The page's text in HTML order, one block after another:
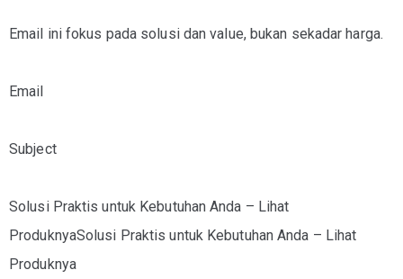
Email ini fokus pada solusi dan value, bukan sekadar harga.
Email
Subject
Solusi Praktis untuk Kebutuhan Anda – Lihat
ProduknyaSolusi Praktis untuk Kebutuhan Anda – Lihat
Produknya